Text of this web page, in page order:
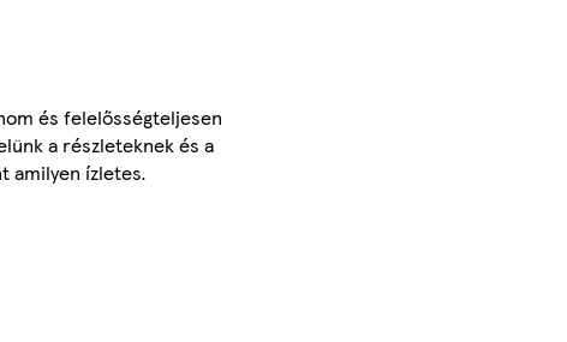
és felelősségteljesen
a részleteknek és a
amilyen ízletes.